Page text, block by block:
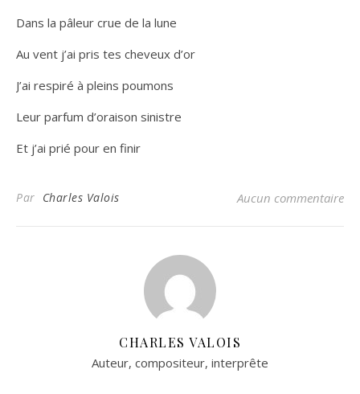
Dans la pâleur crue de la lune
Au vent j’ai pris tes cheveux d’or
J’ai respiré à pleins poumons
Leur parfum d’oraison sinistre
Et j’ai prié pour en finir
Par Charles Valois Aucun commentaire
CHARLES VALOIS
Auteur, compositeur, interprête